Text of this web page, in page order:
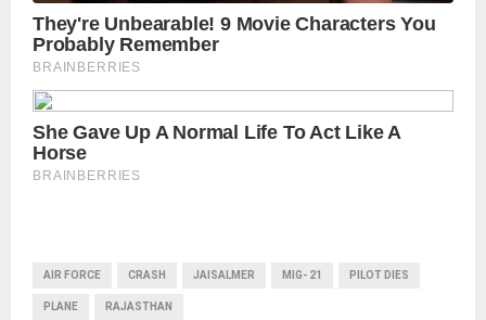
AIR FORCE CRASH JAISALMER MIG- 21 PILOT DIES
PLANE RAJASTHAN